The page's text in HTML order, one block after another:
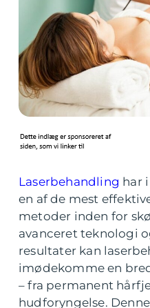
Laserbehandling har
en af de mest
metoder inden for
avanceret teknologi
resultater kan
imødekomme en
– fra permanent
hudforyngelse.